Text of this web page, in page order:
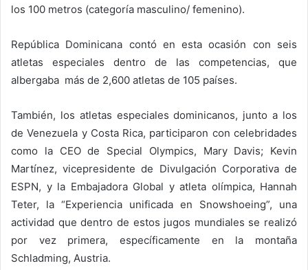
los 100 metros (categoría masculino/ femenino).
República Dominicana contó en esta ocasión con seis
atletas especiales dentro de las competencias, que
albergaba más de 2,600 atletas de 105 países.
También, los atletas especiales dominicanos, junto a los
de Venezuela y Costa Rica, participaron con celebridades
como la CEO de Special Olympics, Mary Davis; Kevin
Martínez, vicepresidente de Divulgación Corporativa de
ESPN, y la Embajadora Global y atleta olímpica, Hannah
Teter, la “Experiencia unificada en Snowshoeing”, una
actividad que dentro de estos jugos mundiales se realizó
por vez primera, específicamente en la montaña
Schladming, Austria.